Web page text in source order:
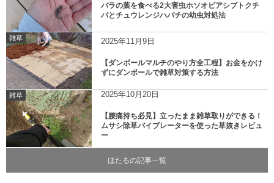
バラの葉を食べる2大害虫ホソオビアシブトクチ
バとチュウレンジハバチの幼虫対処法
雑草 2025年11月9日
【ダンボールマルチのやり方全工程】お金をかけ
ずにダンボールで雑草対策する方法
雑草 2025年10月20日
【腰痛持ち必見】立ったまま雑草取りができる！
ムサシ除草バイブレーターを使った草抜きレビュ
ー
ほたるの記事一覧